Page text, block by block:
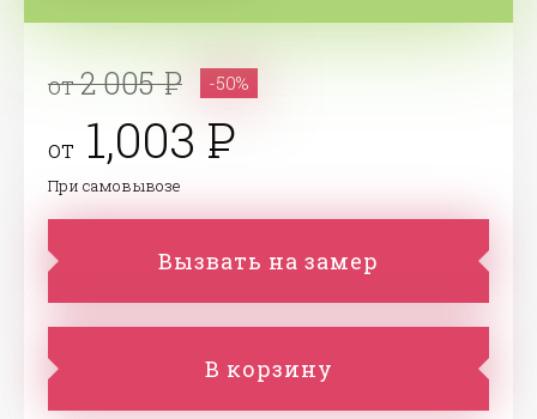
от2 005 -50%
от 1,003
При самовывозе
Вызвать на замер
В корзину